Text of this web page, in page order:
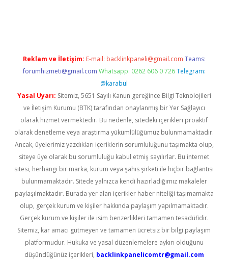
Reklam ve İletişim: E-mail: backlinkpaneli@gmail.com Teams:
forumhizmeti@gmail.com Whatsapp: 0262 606 0 726 Telegram:
@karabul
Yasal Uyarı: Sitemiz, 5651 Sayılı Kanun gereğince Bilgi Teknolojileri
ve İletişim Kurumu (BTK) tarafından onaylanmış bir Yer Sağlayıcı
olarak hizmet vermektedir. Bu nedenle, sitedeki içerikleri proaktif
olarak denetleme veya araştırma yükümlülüğümüz bulunmamaktadır.
Ancak, üyelerimiz yazdıkları içeriklerin sorumluluğunu taşımakta olup,
siteye üye olarak bu sorumluluğu kabul etmiş sayılırlar. Bu internet
sitesi, herhangi bir marka, kurum veya şahıs şirketi ile hiçbir bağlantısı
bulunmamaktadır. Sitede yalnızca kendi hazırladığımız makaleler
paylaşılmaktadır. Burada yer alan içerikler haber niteliği taşımamakta
olup, gerçek kurum ve kişiler hakkında paylaşım yapılmamaktadır.
Gerçek kurum ve kişiler ile isim benzerlikleri tamamen tesadüfidir.
Sitemiz, kar amacı gütmeyen ve tamamen ücretsiz bir bilgi paylaşım
platformudur. Hukuka ve yasal düzenlemelere aykırı olduğunu
düşündüğünüz içerikleri, backlinkpanelicomtr@gmail.com